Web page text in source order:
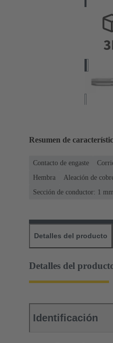
Resumen de
Contacto de engaste
Hembra
Aleación de
Sección de conductor: 1
Detalles del producto
Detalles del
Identificación